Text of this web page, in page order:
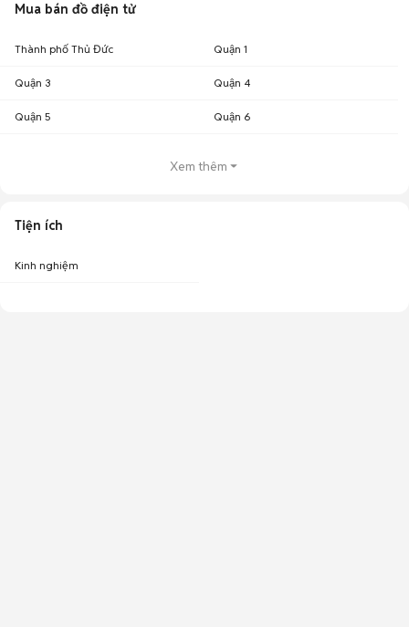
Mua bán đồ điện tử
Thành phố Thủ Đức Quận 1
Quận 3 Quận 4
Quận 5 Quận 6
Xem thêm
Tiện ích
Kinh nghiệm